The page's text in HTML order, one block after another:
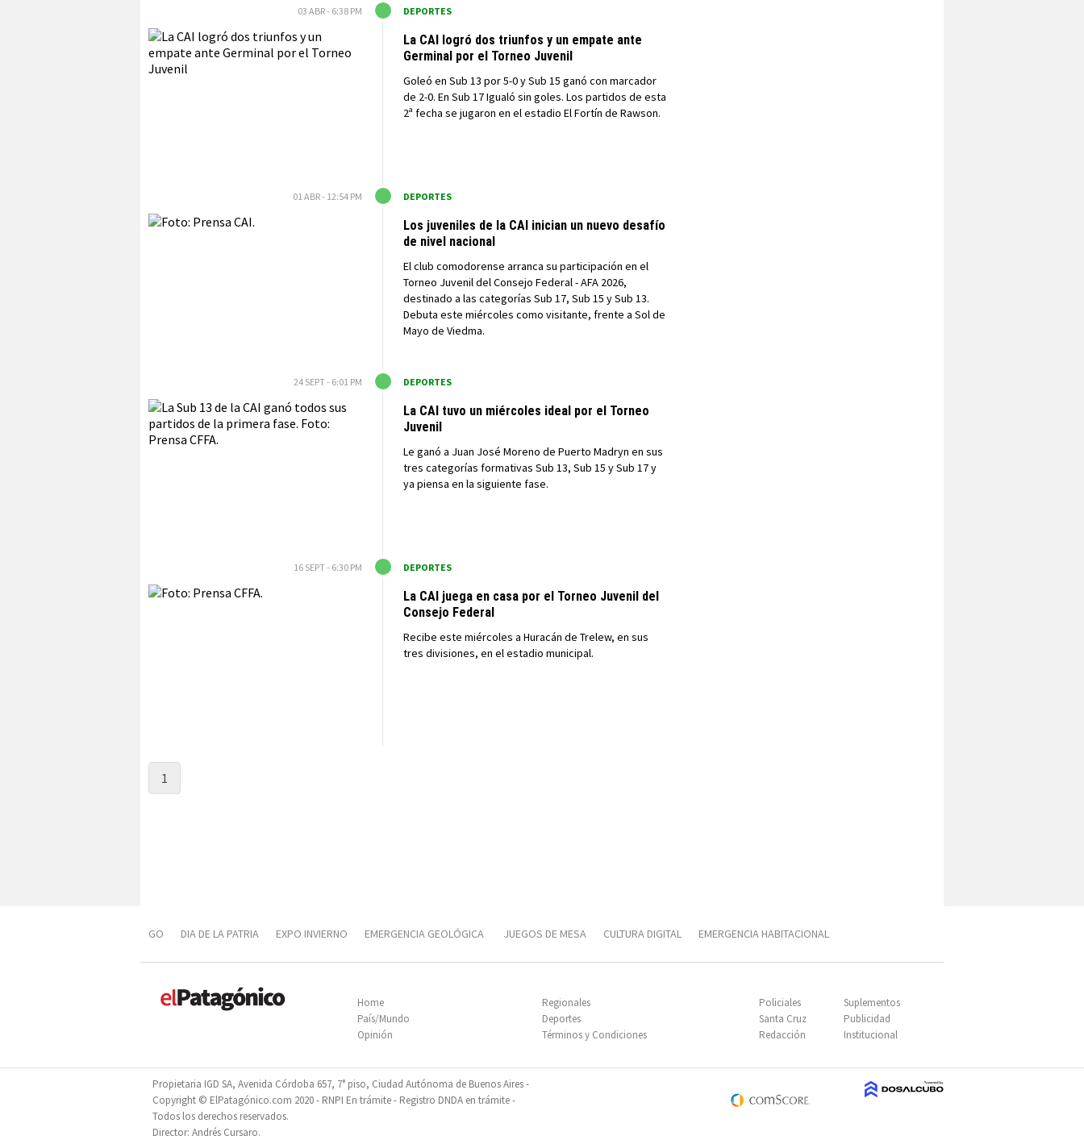
03 ABR - 6:38 PM DEPORTES
La CAI logró dos triunfos y un empate ante
Germinal por el Torneo Juvenil
Goleó en Sub 13 por 5-0 y Sub 15 ganó con marcador
de 2-0. En Sub 17 Igualó sin goles. Los partidos de esta
2ª fecha se jugaron en el estadio El Fortín de Rawson.
01 ABR - 12:54 PM DEPORTES
Los juveniles de la CAI inician un nuevo desafío
de nivel nacional
El club comodorense arranca su participación en el
Torneo Juvenil del Consejo Federal - AFA 2026,
destinado a las categorías Sub 17, Sub 15 y Sub 13.
Debuta este miércoles como visitante, frente a Sol de
Mayo de Viedma.
24 SEPT - 6:01 PM DEPORTES
La CAI tuvo un miércoles ideal por el Torneo
Juvenil
Le ganó a Juan José Moreno de Puerto Madryn en sus
tres categorías formativas Sub 13, Sub 15 y Sub 17 y
ya piensa en la siguiente fase.
16 SEPT - 6:30 PM DEPORTES
La CAI juega en casa por el Torneo Juvenil del
Consejo Federal
Recibe este miércoles a Huracán de Trelew, en sus
tres divisiones, en el estadio municipal.
1
GO DIA DE LA PATRIA EXPO INVIERNO EMERGENCIA GEOLÓGICA JUEGOS DE MESA CULTURA DIGITAL EMERGENCIA HABITACIONAL
DIVERSIFICACIÓN PRODUCTIVA
Policiales
Suplementos
Santa Cruz
Publicidad
Redacción
Institucional
Home
Regionales
País/Mundo
Deportes
Opinión
Términos y Condiciones
Propietaria IGD SA, Avenida Córdoba 657, 7° piso, Ciudad Autónoma de Buenos Aires -
Copyright © ElPatagónico.com 2020 - RNPI En trámite - Registro DNDA en trámite -
Todos los derechos reservados.
Director: Andrés Cursaro.